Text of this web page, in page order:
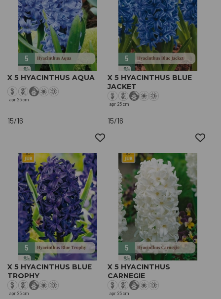
X 5 HYACINTHUS AQUA
apr 25 cm
15/16
X 5 HYACINTHUS BLUE
JACKET
apr 25 cm
15/16
X 5 HYACINTHUS BLUE
TROPHY
apr 25 cm
X 5 HYACINTHUS
CARNEGIE
apr 25 cm